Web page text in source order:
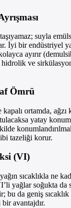
suyla
İyi bir endüstriyel
ayırır
ve
Ömrü
ortamda, ağzı
yatay
tazeliği korur.
(VI)
sıcaklıkla ne
yağlar soğukta da
da geniş sıcaklık
avantajdır.